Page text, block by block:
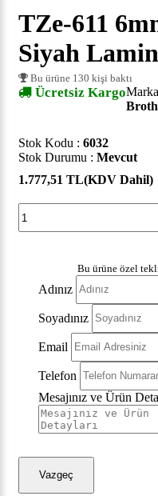
TZe-611
Siyah
Bu ürüne 130 kişi baktı
Ücretsiz Kargo
Stok Kodu : 6032
Stok Durumu : Mevcut
1.777,51 TL(KDV Dahil)
Bu ürüne özel
Adınız
Soyadınız
Email
Telefon
Mesajınız ve Ürün
Vazgeç